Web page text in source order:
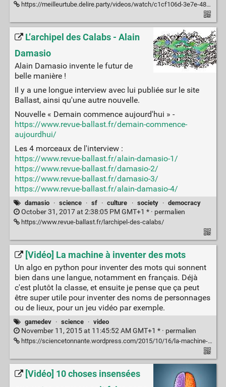
https://meilleurtube.delire.party/videos/watch/c1cf106d-3e7e-48ff-b51d-0ed0c901750e
L’archipel des Calabs - Alain
Damasio
Alain Damasio invente le futur de
belle manière !
Il y a une longue interview avec lui publiée sur le site
Ballast, ainsi qu'une autre nouvelle.
Nouvelle « Demain commence aujourd'hui » -
https://www.revue-ballast.fr/demain-commence-
aujourdhui/
Les 4 morceaux de l'interview :
https://www.revue-ballast.fr/alain-damasio-1/
https://www.revue-ballast.fr/damasio-2/
https://www.revue-ballast.fr/damasio-3/
https://www.revue-ballast.fr/alain-damasio-4/
damasio · science · sf · culture · society · democracy
October 31, 2017 at 2:38:05 PM GMT+1 * · permalien
https://www.revue-ballast.fr/larchipel-des-calabs/
[Vidéo] La machine à inventer des mots
Un algo en python pour inventer des mots qui sonnent
bien dans une langue, notamment en français. Déjà
c'est plutôt la classe, et ensuite je pense que ça peut
être super utile pour inventer des noms de personnages
ou de lieux, pour un jeu vidéo par exemple.
gamedev · science · video
November 11, 2015 at 11:45:52 AM GMT+1 * · permalien
https://sciencetonnante.wordpress.com/2015/10/16/la-machine-a-inventer-des-mots-video/
[Vidéo] 10 choses insensées